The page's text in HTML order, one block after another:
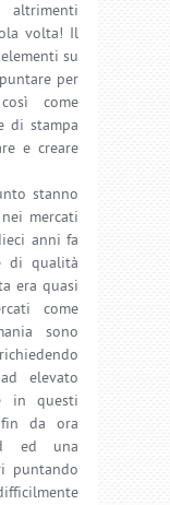
volta! Il
su
per
come
di stampa
e creare
stanno
mercati
anni fa
di qualità
era quasi
come
sono
elevato
in questi
fin da ora
ed una
puntando